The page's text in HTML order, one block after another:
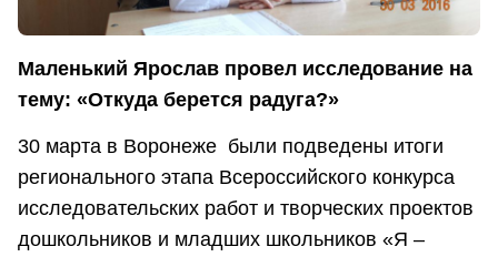
Маленький Ярослав провел исследование на
тему: «Откуда берется радуга?»
30 марта в Воронеже были подведены итоги
регионального этапа Всероссийского конкурса
исследовательских работ и творческих проектов
дошкольников и младших школьников «Я –